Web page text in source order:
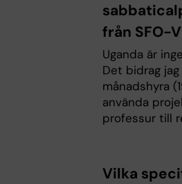
från SFO-
Uganda är
Det bidrag
månadshyra
använda
professur till
Vilka